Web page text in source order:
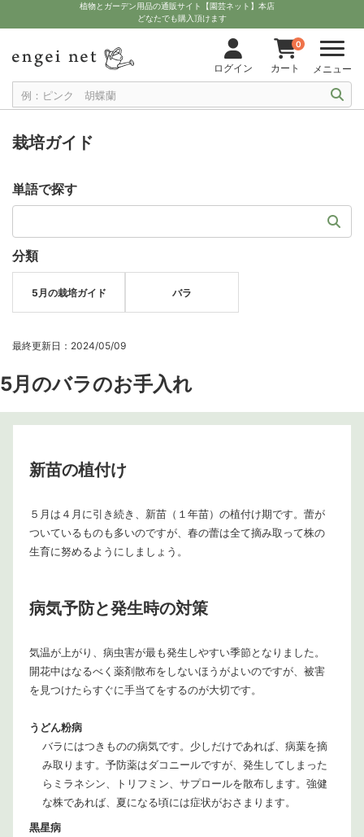
植物とガーデン用品の通販サイト【園芸ネット】本店
どなたでも購入頂けます
ログイン
0
カート メニュー
栽培ガイド
単語で探す
分類
5月の栽培ガイド バラ
最終更新日：2024/05/09
5月のバラのお手入れ
新苗の植付け
５月は４月に引き続き、新苗（１年苗）の植付け期です。蕾が
ついているものも多いのですが、春の蕾は全て摘み取って株の
生育に努めるようにしましょう。
病気予防と発生時の対策
気温が上がり、病虫害が最も発生しやすい季節となりました。
開花中はなるべく薬剤散布をしないほうがよいのですが、被害
を見つけたらすぐに手当てをするのが大切です。
うどん粉病
バラにはつきものの病気です。少しだけであれば、病葉を摘
み取ります。予防薬はダコニールですが、発生してしまった
らミラネシン、トリフミン、サプロールを散布します。強健
な株であれば、夏になる頃には症状がおさまります。
黒星病